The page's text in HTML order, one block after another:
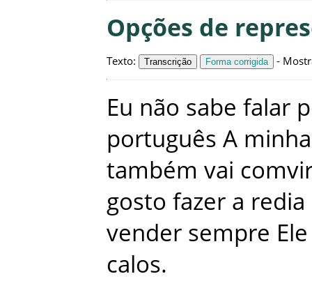
Opções de
Texto: Transcrição Forma corrigida -
Eu não sabe falar
português A minha
também vai
gosto fazer a redia
vender sempre Ele
calos.